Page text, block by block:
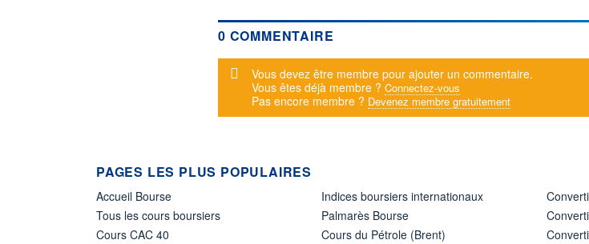
0 COMMENTAIRE
Message d'alerte
Vous devez être membre pour ajouter un commentaire.
Vous êtes déjà membre ? Connectez-vous
Pas encore membre ? Devenez membre gratuitement
PAGES LES PLUS POPULAIRES
Accueil Bourse
Tous les cours boursiers
Cours CAC 40
Indices boursiers internationaux
Palmarès Bourse
Cours du Pétrole (Brent)